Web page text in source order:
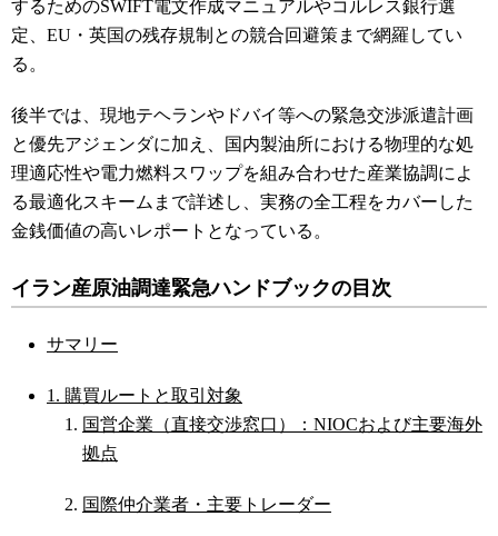
するためのSWIFT電文作成マニュアルやコルレス銀行選
定、EU・英国の残存規制との競合回避策まで網羅してい
る。
後半では、現地テヘランやドバイ等への緊急交渉派遣計画
と優先アジェンダに加え、国内製油所における物理的な処
理適応性や電力燃料スワップを組み合わせた産業協調によ
る最適化スキームまで詳述し、実務の全工程をカバーした
金銭価値の高いレポートとなっている。
イラン産原油調達緊急ハンドブックの目次
サマリー
1. 購買ルートと取引対象
国営企業（直接交渉窓口）：NIOCおよび主要海外
拠点
国際仲介業者・主要トレーダー